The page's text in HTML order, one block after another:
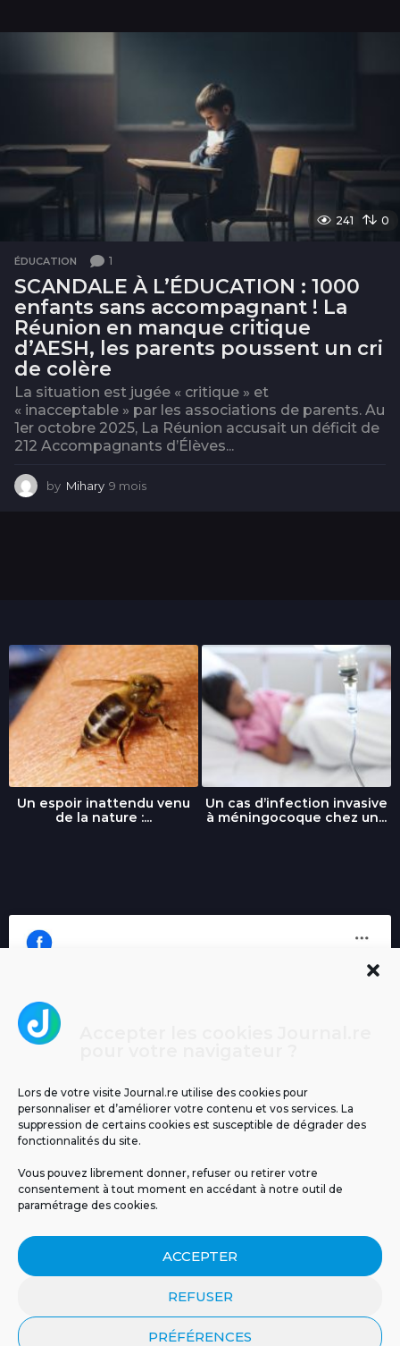
Lors de votre visite Journal.re utilise des cookies pour
personnaliser et d’améliorer votre contenu et vos services. La
suppression de certains cookies est susceptible de dégrader des
fonctionnalités du site.
Vous pouvez librement donner, refuser ou retirer votre
consentement à tout moment en accédant à notre outil de
paramétrage des cookies.
ACCEPTER
REFUSER
PRÉFÉRENCES
241 0
ÉDUCATION 1
SCANDALE À L’ÉDUCATION : 1000
enfants sans accompagnant ! La
Réunion en manque critique
d’AESH, les parents poussent un cri
de colère
La situation est jugée « critique » et
« inacceptable » par les associations de parents. Au
1er octobre 2025, La Réunion accusait un déficit de
212 Accompagnants d’Élèves...
by Mihary 9 mois
Un espoir inattendu venu
de la nature :...
Un cas d’infection invasive
à méningocoque chez un...
MENTIONS LÉGALES PUBLICITÉ
BLOG
NOS ÉMISSIONS
POLITIQUE DE CONFIDENTIALITÉ
CONTACT
© 2026 Tous droits réservés